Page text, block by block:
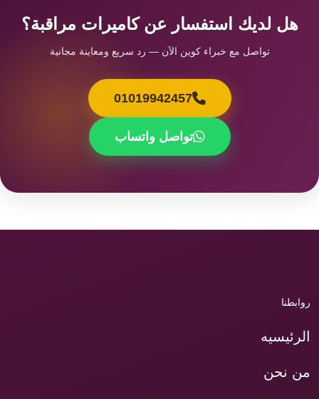
هل لديك استفسار عن كاميرات مراقبة؟
تواصل مع خبراء كوين الآن — رد سريع ومعاينة مجانية
01019942457
تواصل واتساب
روابطنا
الرئيسيه
من نحن